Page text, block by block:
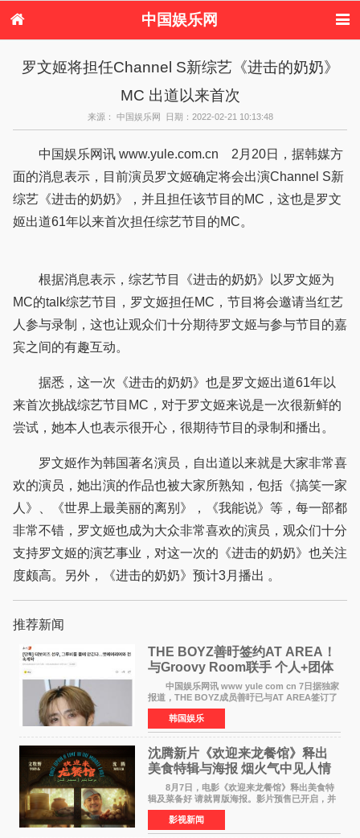
中国娱乐网
港台娱乐
日本娱乐 韩国娱乐
欧美娱乐
音乐新闻 影视新闻
港台明星八卦
日本韩国明星
欧美明星八卦
罗文姬将担任Channel S新综艺《进击的奶奶》
MC 出道以来首次
来源： 中国娱乐网 日期：2022-02-21 10:13:48
中国娱乐网讯 www.yule.com.cn 2月20日，据韩媒方
面的消息表示，目前演员罗文姬确定将会出演Channel S新
综艺《进击的奶奶》，并且担任该节目的MC，这也是罗文
姬出道61年以来首次担任综艺节目的MC。
根据消息表示，综艺节目《进击的奶奶》以罗文姬为
MC的talk综艺节目，罗文姬担任MC，节目将会邀请当红艺
人参与录制，这也让观众们十分期待罗文姬与参与节目的嘉
宾之间的有趣互动。
据悉，这一次《进击的奶奶》也是罗文姬出道61年以
来首次挑战综艺节目MC，对于罗文姬来说是一次很新鲜的
尝试，她本人也表示很开心，很期待节目的录制和播出。
罗文姬作为韩国著名演员，自出道以来就是大家非常喜
欢的演员，她出演的作品也被大家所熟知，包括《搞笑一家
人》、《世界上最美丽的离别》，《我能说》等，每一部都
非常不错，罗文姬也成为大众非常喜欢的演员，观众们十分
支持罗文姬的演艺事业，对这一次的《进击的奶奶》也关注
度颇高。另外，《进击的奶奶》预计3月播出 。
推荐新闻
THE BOYZ善旴签约AT AREA！
与Groovy Room联手 个人+团体
活动并行
中国娱乐网讯 www yule com cn 7日据独家
报道，THE BOYZ成员善旴已与AT AREA签订了
专属合约。AT AREA是由知名制作人组合
Groovy Room创立的hip-hop厂牌，旗下拥有多
位实力派音乐人，在韩
韩国娱乐
沈腾新片《欢迎来龙餐馆》释出
美食特辑与海报 烟火气中见人情
温暖
8月7日，电影《欢迎来龙餐馆》释出美食特
辑及菜备好 请就胃版海报。影片预售已开启，并
将于8月8日至10日14:00-21:00举行全国超前点
映。电影《欢迎来龙餐馆》作为战争美食喜剧大
片，讲述了中国
影视新闻